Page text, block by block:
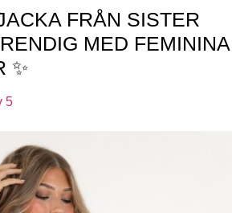
FRÅN SISTER
MED FEMININA
✨
5